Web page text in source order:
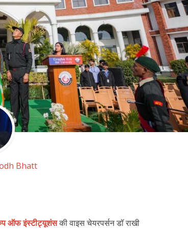
Bhatt
ऑफ इंस्टीट्यूशंसकी वाइस चेयरपर्सन डॉ राखी